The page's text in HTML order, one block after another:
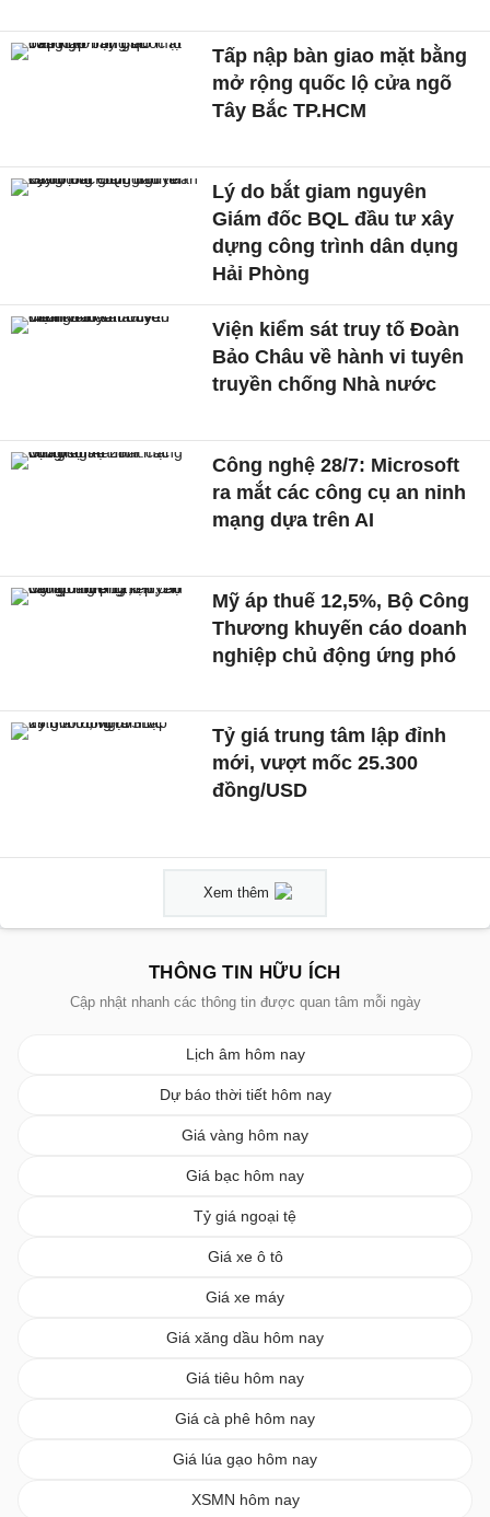
Tấp nập bàn giao mặt bằng
mở rộng quốc lộ cửa ngõ
Tây Bắc TP.HCM
Lý do bắt giam nguyên
Giám đốc BQL đầu tư xây
dựng công trình dân dụng
Hải Phòng
Viện kiểm sát truy tố Đoàn
Bảo Châu về hành vi tuyên
truyền chống Nhà nước
Công nghệ 28/7: Microsoft
ra mắt các công cụ an ninh
mạng dựa trên AI
Mỹ áp thuế 12,5%, Bộ Công
Thương khuyến cáo doanh
nghiệp chủ động ứng phó
Tỷ giá trung tâm lập đỉnh
mới, vượt mốc 25.300
đồng/USD
Xem thêm
THÔNG TIN HỮU ÍCH
Cập nhật nhanh các thông tin được quan tâm mỗi ngày
Lịch âm hôm nay
Dự báo thời tiết hôm nay
Giá vàng hôm nay
Giá bạc hôm nay
Tỷ giá ngoại tệ
Giá xe ô tô
Giá xe máy
Giá xăng dầu hôm nay
Giá tiêu hôm nay
Giá cà phê hôm nay
Giá lúa gạo hôm nay
XSMN hôm nay